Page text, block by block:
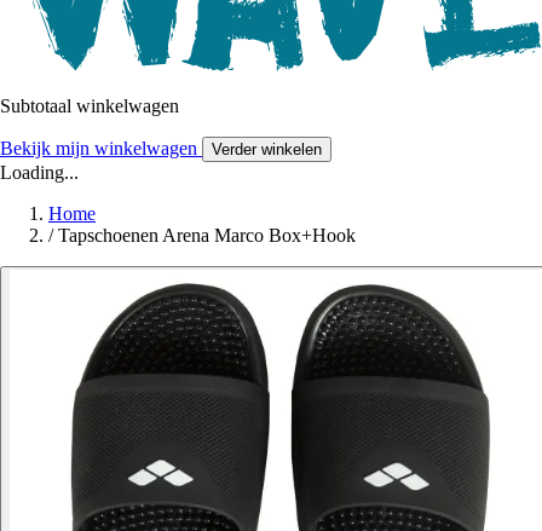
Subtotaal winkelwagen
Bekijk mijn winkelwagen Verder winkelen
Loading...
Home
/ Tapschoenen Arena Marco Box+Hook